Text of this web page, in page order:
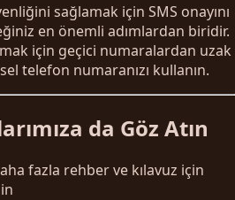
sağlamak için SMS onayını
en önemli adımlardan biridir.
için geçici numaralardan uzak
telefon numaranızı kullanın.
da Göz Atın
fazla rehber ve kılavuz için